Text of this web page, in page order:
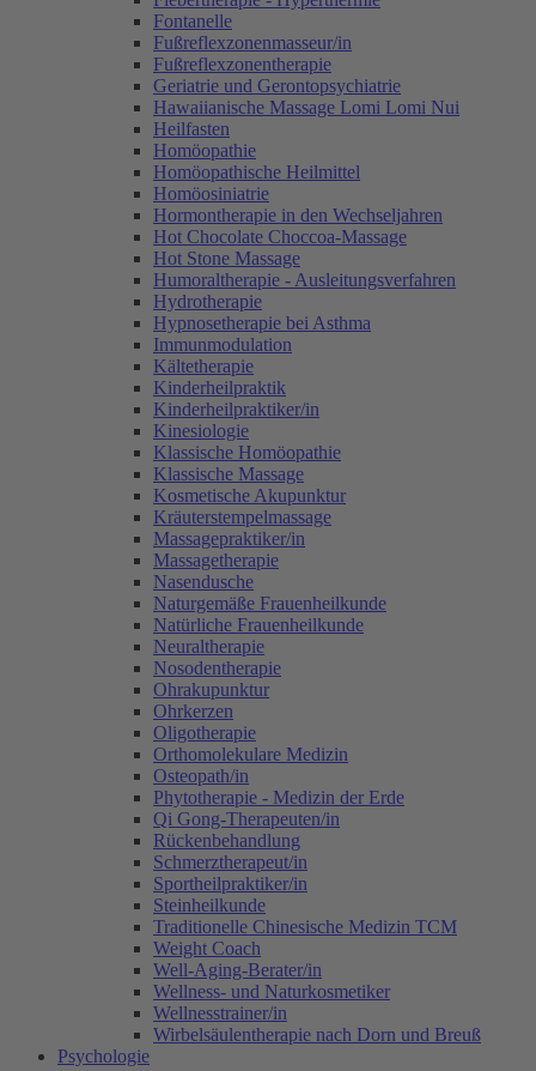
Fontanelle
Fußreflexzonenmasseur/in
Fußreflexzonentherapie
Geriatrie und Gerontopsychiatrie
Hawaiianische Massage Lomi Lomi Nui
Heilfasten
Homöopathie
Homöopathische Heilmittel
Homöosiniatrie
Hormontherapie in den Wechseljahren
Hot Chocolate Choccoa-Massage
Hot Stone Massage
Humoraltherapie - Ausleitungsverfahren
Hydrotherapie
Hypnosetherapie bei Asthma
Immunmodulation
Kältetherapie
Kinderheilpraktik
Kinderheilpraktiker/in
Kinesiologie
Klassische Homöopathie
Klassische Massage
Kosmetische Akupunktur
Kräuterstempelmassage
Massagepraktiker/in
Massagetherapie
Nasendusche
Naturgemäße Frauenheilkunde
Natürliche Frauenheilkunde
Neuraltherapie
Nosodentherapie
Ohrakupunktur
Ohrkerzen
Oligotherapie
Orthomolekulare Medizin
Osteopath/in
Phytotherapie - Medizin der Erde
Qi Gong-Therapeuten/in
Rückenbehandlung
Schmerztherapeut/in
Sportheilpraktiker/in
Steinheilkunde
Traditionelle Chinesische Medizin TCM
Weight Coach
Well-Aging-Berater/in
Wellness- und Naturkosmetiker
Wellnesstrainer/in
Wirbelsäulentherapie nach Dorn und Breuß
Psychologie